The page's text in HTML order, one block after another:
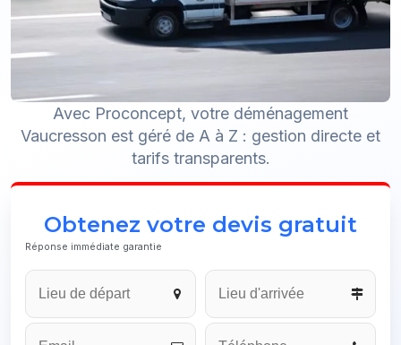
Avec Proconcept, votre déménagement
Vaucresson est géré de A à Z : gestion directe et
tarifs transparents.
Obtenez votre devis gratuit
Réponse immédiate garantie